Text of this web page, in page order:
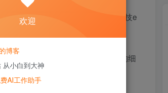
绕着太阳北极旋转。 文章源自玩技e
电化气体
，就像从太阳表面射出的细
690941.html
欢迎
博客
从小白到大神
AI工作助手